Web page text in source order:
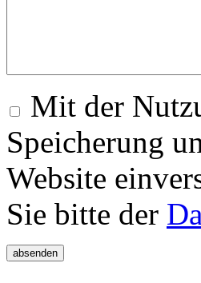
Mit der
Speicherung
Website
Sie bitte der